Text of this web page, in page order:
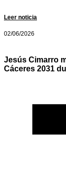
Leer noticia
02/06/2026
Jesús Cimarro
Cáceres 2031